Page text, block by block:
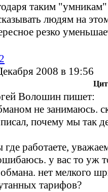
таким
людям на
резко
2008 в 19:56
Волошин пишет:
не занимаюсь.
почему мы так
где работаете,
у вас то уж
обмана. нет мелкого
тарифов?